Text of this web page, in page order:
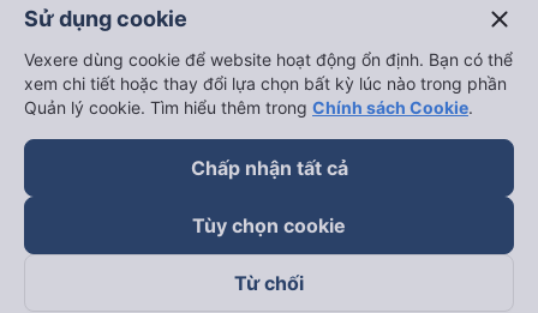
Sử dụng cookie close
Vexere dùng cookie để website hoạt động ổn định. Bạn có thể
xem chi tiết hoặc thay đổi lựa chọn bất kỳ lúc nào trong phần
Quản lý cookie. Tìm hiểu thêm trong Chính sách Cookie.
Chấp nhận tất cả
Tùy chọn cookie
Từ chối